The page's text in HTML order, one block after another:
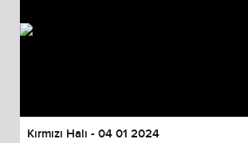
Kırmızı Halı - 04 01 2024